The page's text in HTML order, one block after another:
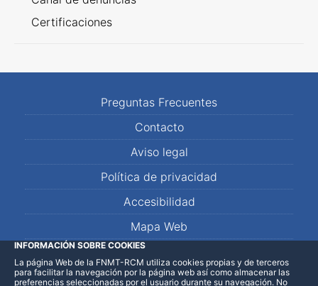
Certificaciones
Preguntas Frecuentes
Contacto
Aviso legal
Política de privacidad
Accesibilidad
Mapa Web
LinkedInFacebookWhatsApp
INFORMACIÓN SOBRE COOKIES
La página Web de la FNMT-RCM utiliza cookies propias y de terceros
para facilitar la navegación por la página web así como almacenar las
preferencias seleccionadas por el usuario durante su navegación. No